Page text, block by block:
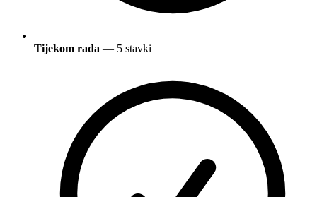
Tijekom rada — 5 stavki